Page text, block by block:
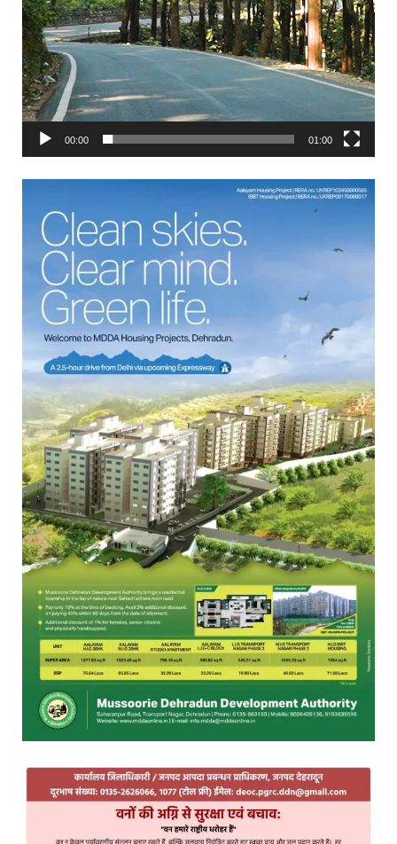
00:00 01:00